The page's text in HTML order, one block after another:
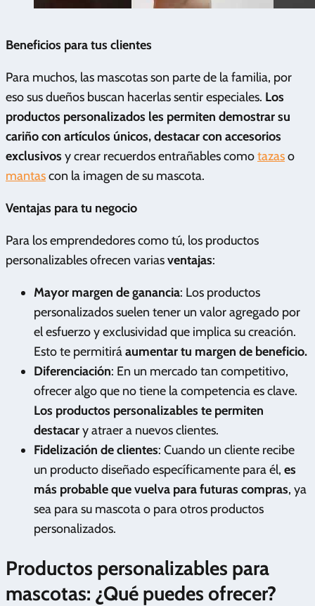
Beneficios para tus clientes
Para muchos, las mascotas son parte de la familia, por
eso sus dueños buscan hacerlas sentir especiales. Los
productos personalizados les permiten demostrar su
cariño con artículos únicos, destacar con accesorios
exclusivos y crear recuerdos entrañables comotazaso
mantascon la imagen de su mascota.
Ventajas para tu negocio
Para los emprendedores como tú, los productos
personalizables ofrecen variasventajas:
Mayor margen de ganancia: Los productos
personalizados suelen tener un valor agregado por
el esfuerzo y exclusividad que implica su creación.
Esto te permitiráaumentar tu margen de beneficio.
Diferenciación: En un mercado tan competitivo,
ofrecer algo que no tiene la competencia es clave.
Los productos personalizables te permiten
destacary atraer a nuevos clientes.
Fidelización de clientes: Cuando un cliente recibe
un producto diseñado específicamente para él, es
más probable que vuelva para futuras compras, ya
sea para su mascota o para otros productos
personalizados.
Productos personalizables para
mascotas: ¿Qué puedes ofrecer?